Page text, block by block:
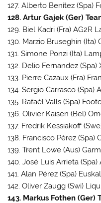
127. Alberto Benítez (Spa)
128. Artur Gajek (Ger)
129. Biel Kadri (Fra) AG2R
130. Marzio Bruseghin (Ita)
131. Simone Ponzi (Ita)
132. Delio Fernandez (Spa)
133. Pierre Cazaux (Fra)
134. Sergio Carrasco (Spa)
135. Rafaél Valls (Spa)
136. Olivier Kaisen (Bel)
137. Fredrik Kessiakoff
138. Francisco Pérez (Spa)
139. Trent Lowe (Aus)
140. José Luis Arrieta
141. Alan Pérez (Spa)
142. Oliver Zaugg (Swi)
143. Markus Fothen (Ger)